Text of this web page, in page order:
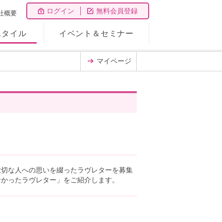
ログイン 無料会員登録
イル イベント＆セミナー
概要
マイページ
な人への思いを綴ったラヴレターを募集
ったラヴレター」をご紹介します。